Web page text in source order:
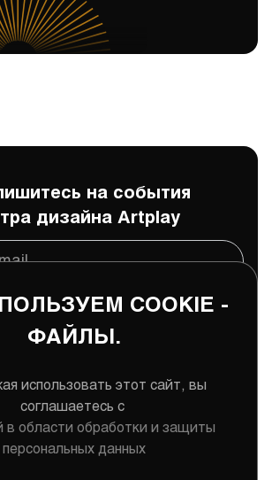
на события
дизайна Artplay
данных
COOKIE -
ФАЙЛЫ.
использовать этот сайт, вы
соглашаетесь с
в области обработки и защиты
персональных данных